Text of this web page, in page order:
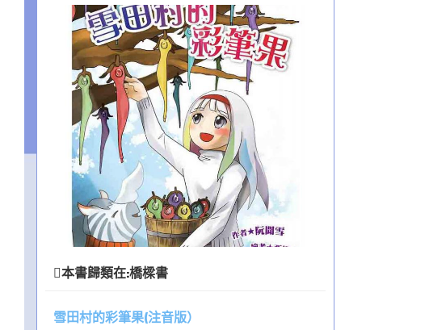
本書歸類在:橋樑書
雪田村的彩筆果(注音版）